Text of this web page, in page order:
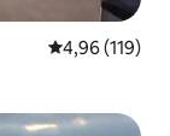
4,96 de uma
4,96 (119)